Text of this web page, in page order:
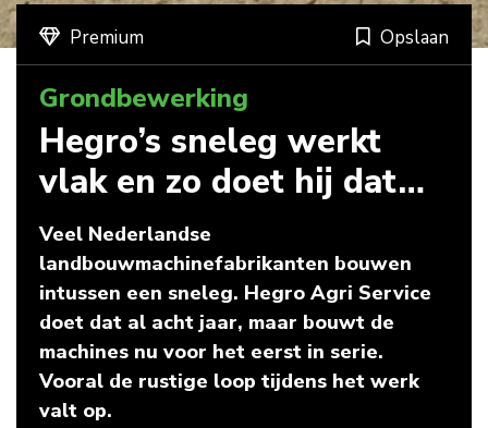
Premium Opslaan
Grondbewerking
Hegro’s sneleg werkt
vlak en zo doet hij dat…
Veel Nederlandse
landbouwmachinefabrikanten bouwen
intussen een sneleg. Hegro Agri Service
doet dat al acht jaar, maar bouwt de
machines nu voor het eerst in serie.
Vooral de rustige loop tijdens het werk
valt op.